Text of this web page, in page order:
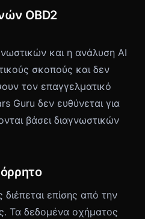
OBD2
και η ανάλυση AI
σκοπούς και δεν
τον επαγγελματικό
Guru δεν ευθύνεται για
βάσει διαγνωστικών
επίσης από την
Τα δεδομένα οχήματος